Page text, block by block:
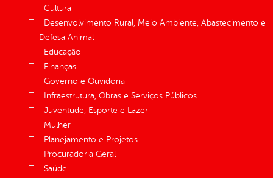
Cultura
Desenvolvimento Rural, Meio Ambiente, Abastecimento e
Defesa Animal
Educação
Finanças
Governo e Ouvidoria
Infraestrutura, Obras e Serviços Públicos
Juventude, Esporte e Lazer
Mulher
Planejamento e Projetos
Procuradoria Geral
Saúde